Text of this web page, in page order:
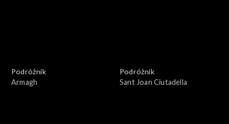
Podróżnik
Armagh
Podróżnik
Sant Joan Ciutadella